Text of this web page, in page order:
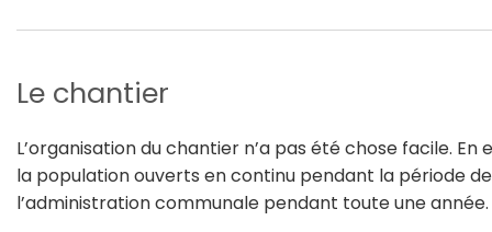
Le chantier
L’organisation du chantier n’a pas été chose facile.
la population ouverts en continu pendant la période
l’administration communale pendant toute une année.